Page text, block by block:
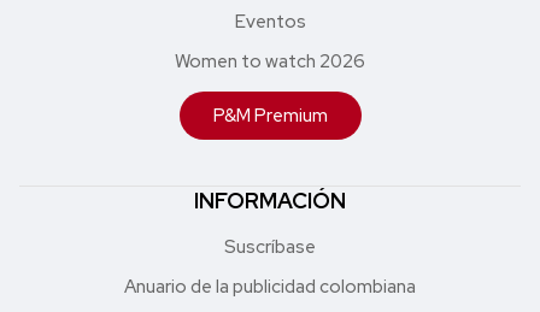
Eventos
Women to watch 2026
P&M Premium
INFORMACIÓN
Suscríbase
Anuario de la publicidad colombiana